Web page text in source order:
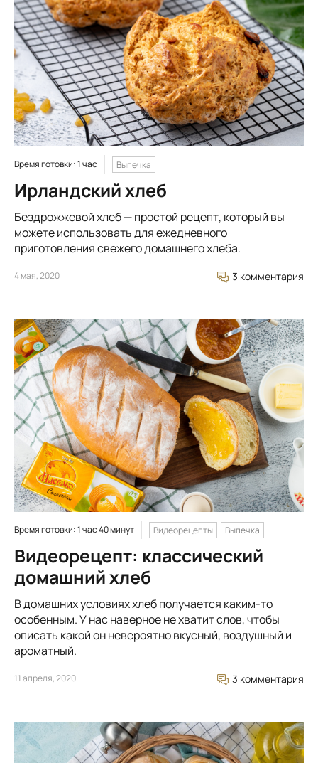
Время готовки: 1 час Выпечка
Ирландский хлеб
Бездрожжевой хлеб — простой рецепт, который вы
можете использовать для ежедневного
приготовления свежего домашнего хлеба.
4 мая, 2020 3 комментария
Время готовки: 1 час 40 минут Видеорецепты Выпечка
Видеорецепт: классический
домашний хлеб
В домашних условиях хлеб получается каким-то
особенным. У нас наверное не хватит слов, чтобы
описать какой он невероятно вкусный, воздушный и
ароматный.
11 апреля, 2020 3 комментария